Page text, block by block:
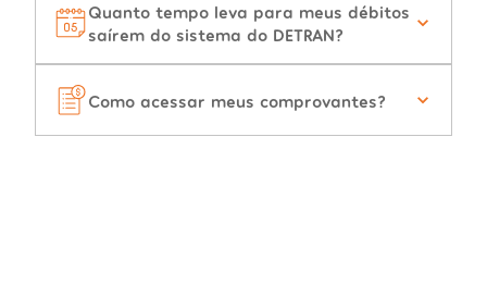
Quanto tempo leva para meus débitos
saírem do sistema do DETRAN?
Como acessar meus comprovantes?